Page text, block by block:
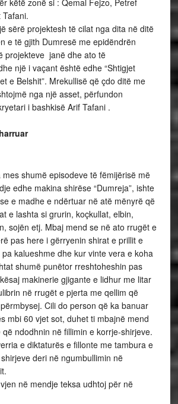
këtë zonë si : Qemal Fejzo, Petref
Tafani.
sërë projektesh të cilat nga dita në ditë
e të gjith Dumresë me epidëndrën
projekteve janë dhe ato të
një i vaçant është edhe “Shtigjet
e Belshit”. Mrekullisë që çdo ditë me
nga një asset, përfundon
i bashkisë Arif Tafani .
mes shumë episodeve të fëmijërisë më
edhe makina shirëse “Dumreja”, ishte
e madhe e ndërtuar në atë mënyrë që
e lashta si grurin, koçkullat, elbin,
sojën etj. Mbaj mend se në ato rrugët e
pas here i gërryenin shirat e prillit e
kalueshme dhe kur vinte vera e koha
shumë punëtor rreshtoheshin pas
makinerie gjigante e lidhur me litar
në rrugët e pjerta me qellim që
Cili do person që ka banuar
mbi 60 vjet sot, duhet ti mbajnë mend
ndodhnin në fillimin e korrje-shirjeve.
e diktaturës e fillonte me tambura e
deri në ngumbullimin në
në mendje teksa udhtoj për në